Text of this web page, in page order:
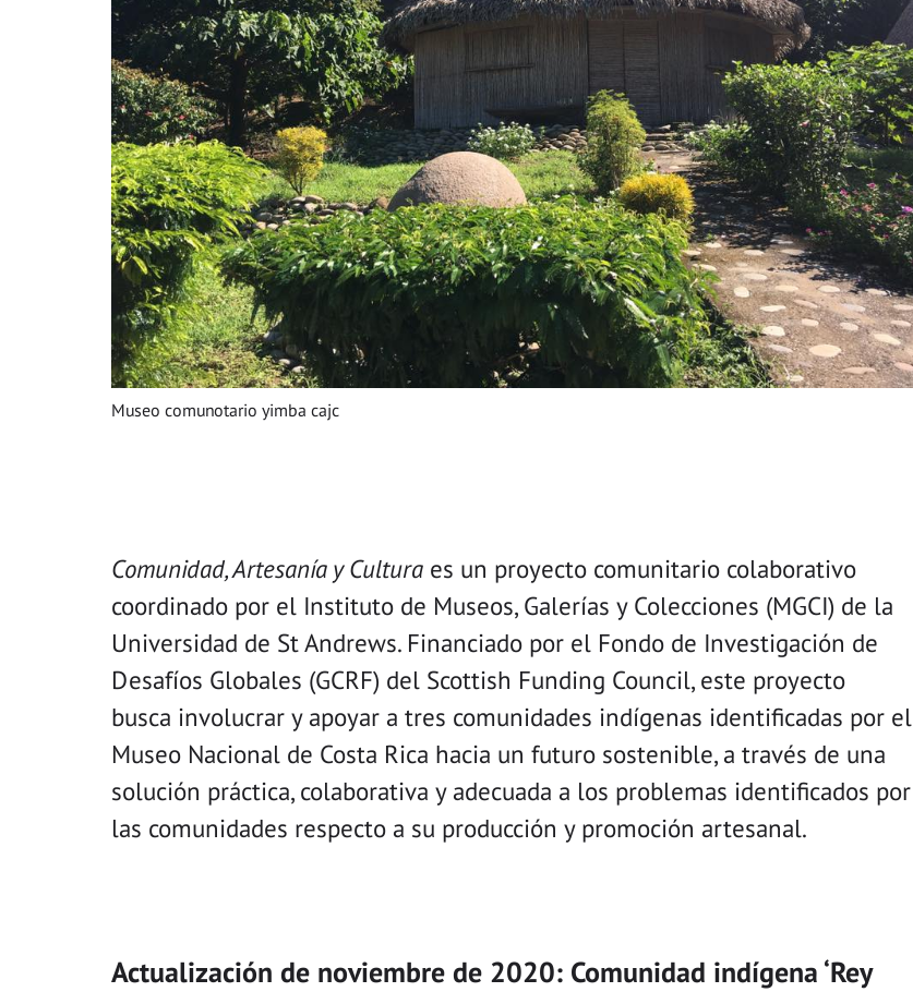
Museo comunotario yimba cajc
Comunidad, Artesanía y Cultura es un proyecto comunitario colaborativo
coordinado por el Instituto de Museos, Galerías y Colecciones (MGCI) de la
Universidad de St Andrews. Financiado por el Fondo de Investigación de
Desafíos Globales (GCRF) del Scottish Funding Council, este proyecto
busca involucrar y apoyar a tres comunidades indígenas identificadas por el
Museo Nacional de Costa Rica hacia un futuro sostenible, a través de una
solución práctica, colaborativa y adecuada a los problemas identificados por
las comunidades respecto a su producción y promoción artesanal.
Actualización de noviembre de 2020: Comunidad indígena ‘Rey